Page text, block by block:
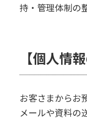
持・管理体制の
【個人情
お客さまからお
メールや資料の